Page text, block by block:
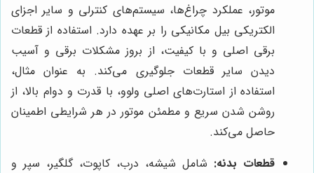
موتور، عملکرد چراغ‌ها، سیستم‌های کنترلی و سایر اجزای
الکتریکی بیل مکانیکی را بر عهده دارد. استفاده از قطعات
برقی اصلی و با کیفیت، از بروز مشکلات برقی و آسیب
دیدن سایر قطعات جلوگیری می‌کند. به عنوان مثال،
استفاده از استارت‌های اصلی ولوو، با قدرت و دوام بالا، از
روشن شدن سریع و مطمئن موتور در هر شرایطی اطمینان
حاصل می‌کند.
قطعات بدنه: شامل شیشه، درب، کاپوت، گلگیر، سپر و